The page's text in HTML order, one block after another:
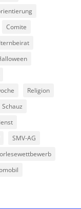
Comite
Religion
Schauz
SMV-AG